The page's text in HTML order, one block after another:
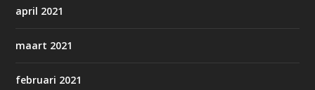
april 2021
maart 2021
februari 2021